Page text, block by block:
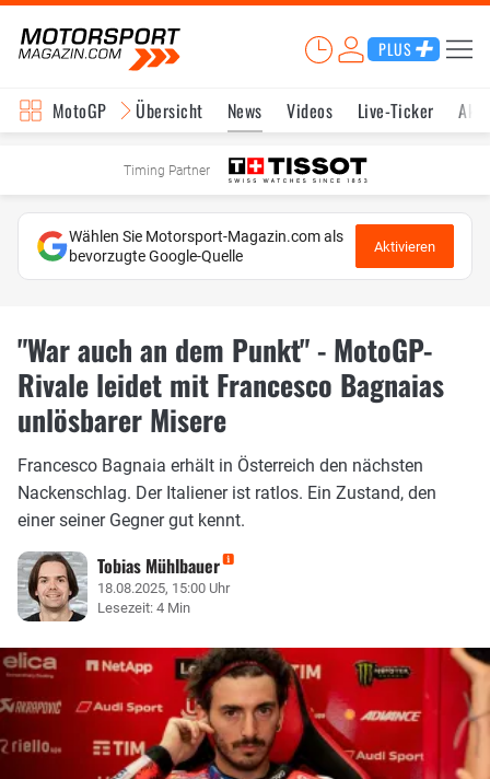
PLUS
MotoGP Übersicht News Videos Live-Ticker
Timing Partner
Wählen Sie Motorsport-Magazin.com als
bevorzugte Google-Quelle
Aktivieren
"War auch an dem Punkt" - MotoGP-
Rivale leidet mit Francesco Bagnaias
unlösbarer Misere
Francesco Bagnaia erhält in Österreich den nächsten
Nackenschlag. Der Italiener ist ratlos. Ein Zustand, den
einer seiner Gegner gut kennt.
Tobias Mühlbauer
18.08.2025, 15:00 Uhr
Lesezeit: 4 Min